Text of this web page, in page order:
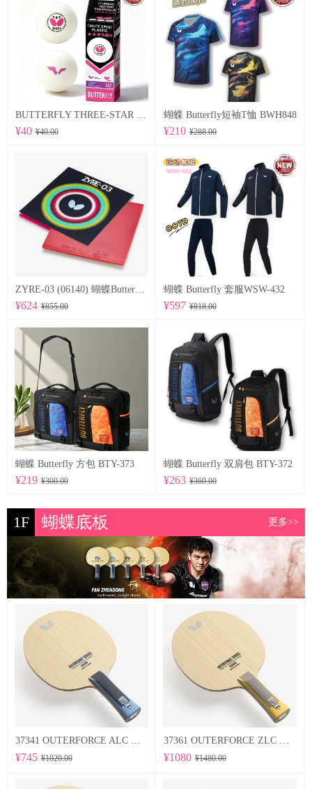
¥40 ¥40.00
蝴蝶 Butterfly短袖T恤 BWH848
¥210 ¥288.00
ZYRE-03 (06140) 蝴蝶Butterfly 专业反胶套胶
¥624 ¥855.00
蝴蝶 Butterfly 套服WSW-432
¥597 ¥818.00
蝴蝶 Butterfly 方包 BTY-373
¥219 ¥300.00
蝴蝶 Butterfly 双肩包 BTY-372
¥263 ¥360.00
1F 蝴蝶底板 更多>>
¥745 ¥1020.00 ¥1080 ¥1480.00